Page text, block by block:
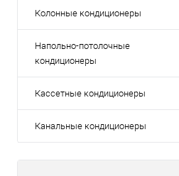
Колонные кондиционеры
Напольно-потолочные
кондиционеры
Кассетные кондиционеры
Канальные кондиционеры